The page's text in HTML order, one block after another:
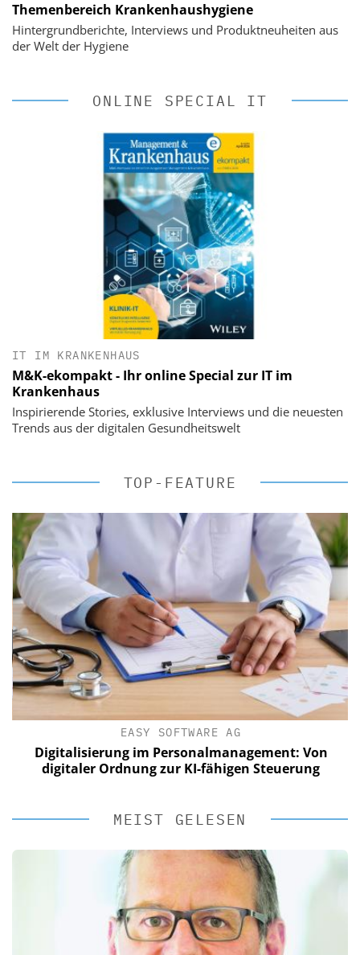
Themenbereich Krankenhaushygiene
Hintergrundberichte, Interviews und Produktneuheiten aus
der Welt der Hygiene
ONLINE SPECIAL IT
IT IM KRANKENHAUS
M&K-ekompakt - Ihr online Special zur IT im
Krankenhaus
Inspirierende Stories, exklusive Interviews und die neuesten
Trends aus der digitalen Gesundheitswelt
TOP-FEATURE
EASY SOFTWARE AG
Digitalisierung im Personalmanagement: Von
digitaler Ordnung zur KI-fähigen Steuerung
MEIST GELESEN